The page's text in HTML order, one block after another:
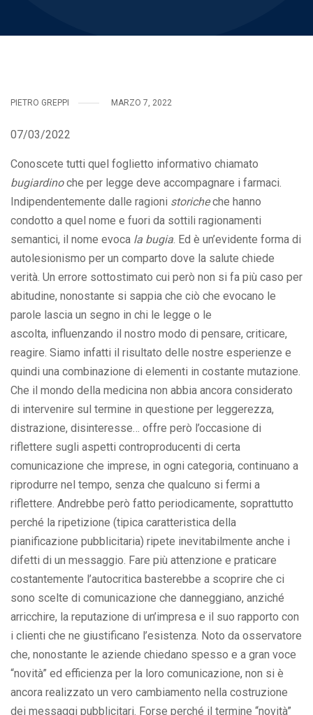
PIETRO GREPPI MARZO 7, 2022
07/03/2022
Conoscete tutti quel foglietto informativo chiamato
bugiardinoche per legge deve accompagnare i farmaci.
Indipendentemente dalle ragioni storicheche hanno
condotto a quel nome e fuori da sottili ragionamenti
semantici, il nome evoca la bugia. Ed è un’evidente forma di
autolesionismo per un comparto dove la salute chiede
verità. Un errore sottostimato cui però non si fa più caso per
abitudine, nonostante si sappia che ciò che evocano le
parole lascia un segno in chi le legge o le
ascolta, influenzando il nostro modo di pensare, criticare,
reagire. Siamo infatti il risultato delle nostre esperienze e
quindi una combinazione di elementi in costante mutazione.
Che il mondo della medicina non abbia ancora considerato
di intervenire sul termine in questione per leggerezza,
distrazione, disinteresse… offre però l’occasione di
riflettere sugli aspetti controproducenti di certa
comunicazione che imprese, in ogni categoria, continuano a
riprodurre nel tempo, senza che qualcuno si fermi a
riflettere. Andrebbe però fatto periodicamente, soprattutto
perché la ripetizione (tipica caratteristica della
pianificazione pubblicitaria) ripete inevitabilmente anche i
difetti di un messaggio. Fare più attenzione e praticare
costantemente l’autocritica basterebbe a scoprire che ci
sono scelte di comunicazione che danneggiano, anziché
arricchire, la reputazione di un’impresa e il suo rapporto con
i clienti che ne giustificano l’esistenza. Noto da osservatore
che, nonostante le aziende chiedano spesso e a gran voce
“novità” ed efficienza per la loro comunicazione, non si è
ancora realizzato un vero cambiamento nella costruzione
dei messaggi pubblicitari. Forse perché il termine “novità”